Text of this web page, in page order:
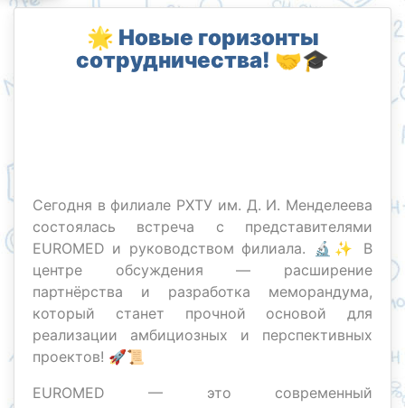
🌟 Новые горизонты
сотрудничества! 🤝🎓
Сегодня в филиале РХТУ им. Д. И. Менделеева
состоялась встреча с представителями
EUROMED и руководством филиала. 🔬✨ В
центре обсуждения — расширение
партнёрства и разработка меморандума,
который станет прочной основой для
реализации амбициозных и перспективных
проектов! 🚀📜
EUROMED — это современный